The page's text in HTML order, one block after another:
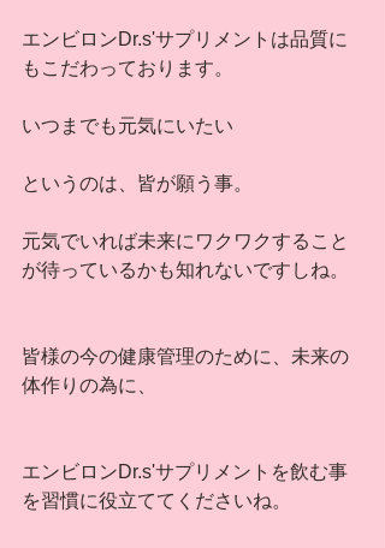
エンビロンDr.s'サプリメントは品質に
もこだわっております。
いつまでも元気にいたい
というのは、皆が願う事。
元気でいれば未来にワクワクすること
が待っているかも知れないですしね。
皆様の今の健康管理のために、未来の
体作りの為に、
エンビロンDr.s'サプリメントを飲む事
を習慣に役立ててくださいね。